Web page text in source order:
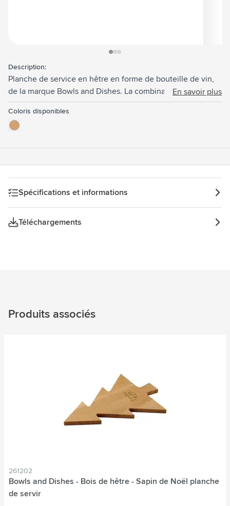
Description:
Planche de service en hêtre en forme de bouteille de vin,
de la marque Bowls and Dishes. La combinaison parfaite
d'élégance et de fonctionnalité. Convient pour une
présentation attrayante d'apéritifs et de gourmandises.
Cette planche de service ajoute une touche d'originalité en
En savoir plus
Coloris disponibles
Spécifications et informations
Téléchargements
Produits associés
261202
Bowls and Dishes - Bois de hêtre - Sapin de Noël planche
de servir